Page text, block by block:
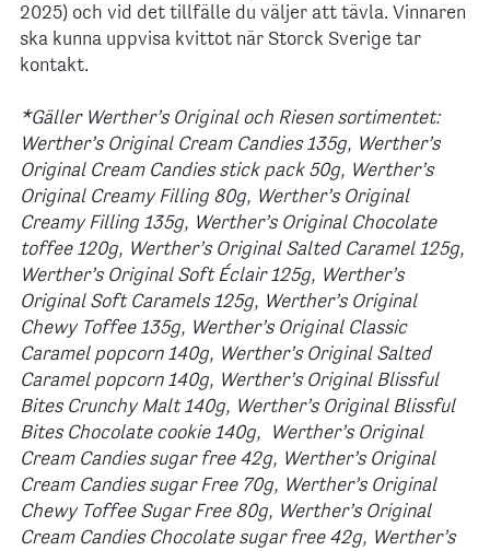
2025) och vid det tillfälle du väljer att tävla. Vinnaren
ska kunna uppvisa kvittot när Storck Sverige tar
kontakt.
*Gäller Werther’s Original och Riesen sortimentet:
Werther’s Original Cream Candies 135g, Werther’s
Original Cream Candies stick pack 50g, Werther’s
Original Creamy Filling 80g, Werther’s Original
Creamy Filling 135g, Werther’s Original Chocolate
toffee 120g, Werther’s Original Salted Caramel 125g,
Werther’s Original Soft Éclair 125g, Werther’s
Original Soft Caramels 125g, Werther’s Original
Chewy Toffee 135g, Werther’s Original Classic
Caramel popcorn 140g, Werther’s Original Salted
Caramel popcorn 140g, Werther’s Original Blissful
Bites Crunchy Malt 140g, Werther’s Original Blissful
Bites Chocolate cookie 140g, Werther’s Original
Cream Candies sugar free 42g, Werther’s Original
Cream Candies sugar Free 70g, Werther’s Original
Chewy Toffee Sugar Free 80g, Werther’s Original
Cream Candies Chocolate sugar free 42g, Werther’s